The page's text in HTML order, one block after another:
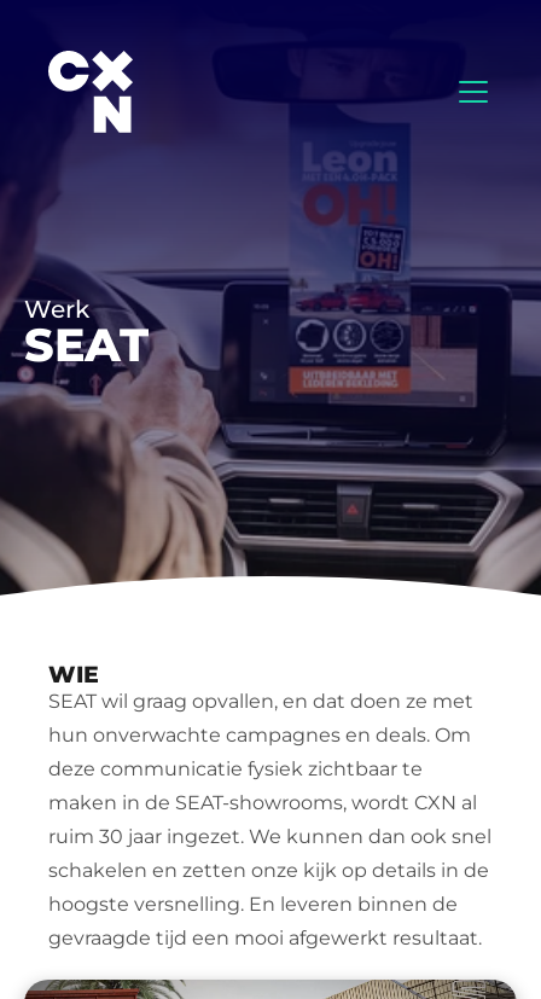
Werk
SEAT
WIE
SEAT wil graag opvallen, en dat doen ze met
hun onverwachte campagnes en deals. Om
deze communicatie fysiek zichtbaar te
maken in de SEAT-showrooms, wordt CXN al
ruim 30 jaar ingezet. We kunnen dan ook snel
schakelen en zetten onze kijk op details in de
hoogste versnelling. En leveren binnen de
gevraagde tijd een mooi afgewerkt resultaat.